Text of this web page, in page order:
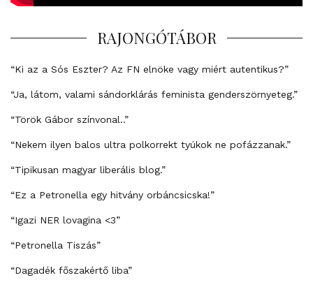
RAJONGÓTÁBOR
“Ki az a Sós Eszter? Az FN elnöke vagy miért autentikus?”
“Ja, látom, valami sándorklárás feminista genderszörnyeteg.”
“Török Gábor színvonal..”
“Nekem ilyen balos ultra polkorrekt tyúkok ne pofázzanak.”
“Tipikusan magyar liberális blog.”
“Ez a Petronella egy hitvány orbáncsicska!”
“Igazi NER lovagina <3”
“Petronella Tiszás”
“Dagadék főszakértő liba”